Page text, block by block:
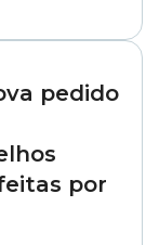
pedido
por